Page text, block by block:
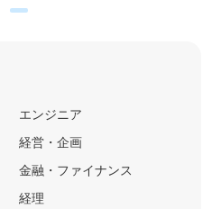
エンジニア
経営・企画
金融・ファイナンス
経理